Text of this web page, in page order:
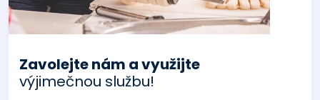
Zavolejte nám a využijte
výjimečnou službu!